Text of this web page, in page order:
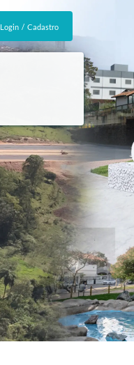
Login / Cadastro